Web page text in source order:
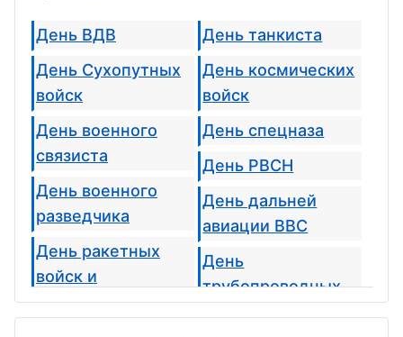
День ВДВ
День Сухопутных
войск
День военного
связиста
День военного
разведчика
День ракетных
войск и
артиллерии
День танкиста
День космических
войск
День спецназа
День РВСН
День дальней
авиации ВВС
День
трубопроводных